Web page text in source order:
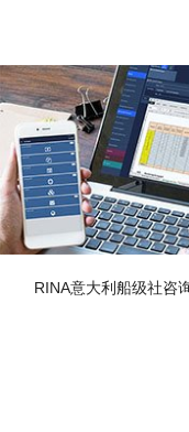
RINA意大利船级社咨